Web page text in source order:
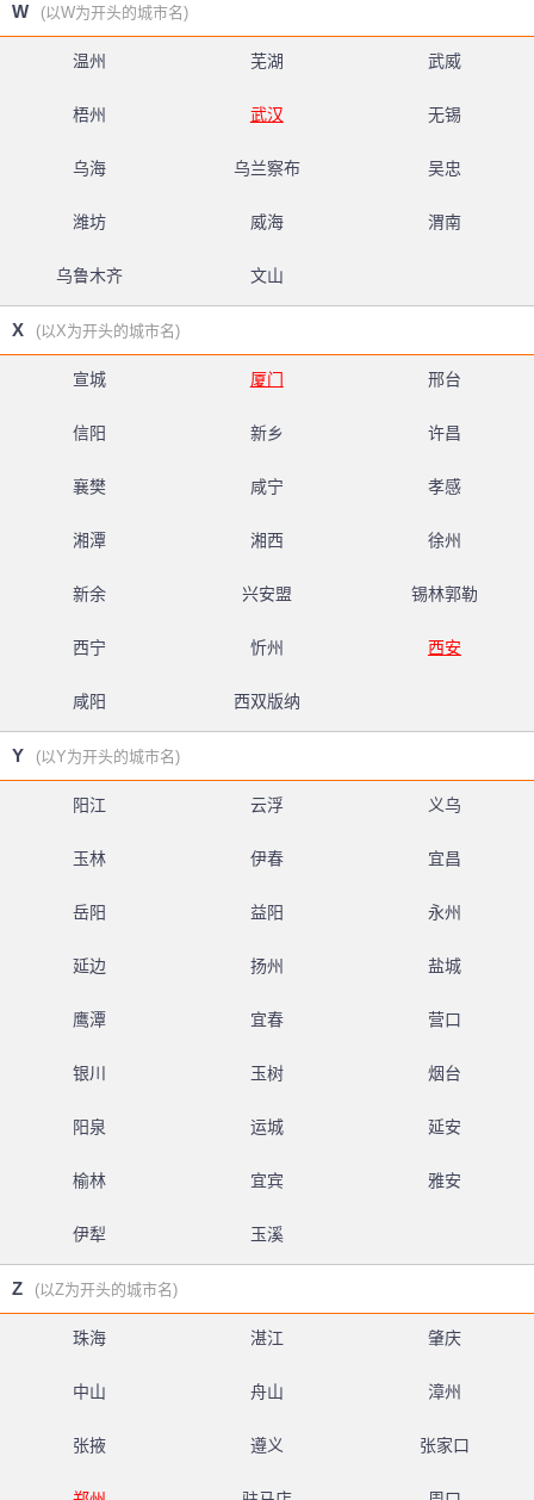
W (以W为开头的城市名)
温州 芜湖 武威
梧州 武汉 无锡
乌海 乌兰察布 吴忠
潍坊 威海 渭南
乌鲁木齐 文山
X (以X为开头的城市名)
宣城 厦门 邢台
信阳 新乡 许昌
襄樊 咸宁 孝感
湘潭 湘西 徐州
新余 兴安盟 锡林郭勒
西宁 忻州 西安
咸阳 西双版纳
Y (以Y为开头的城市名)
阳江 云浮 义乌
玉林 伊春 宜昌
岳阳 益阳 永州
延边 扬州 盐城
鹰潭 宜春 营口
银川 玉树 烟台
阳泉 运城 延安
榆林 宜宾 雅安
伊犁 玉溪
Z (以Z为开头的城市名)
珠海 湛江 肇庆
中山 舟山 漳州
张掖 遵义 张家口